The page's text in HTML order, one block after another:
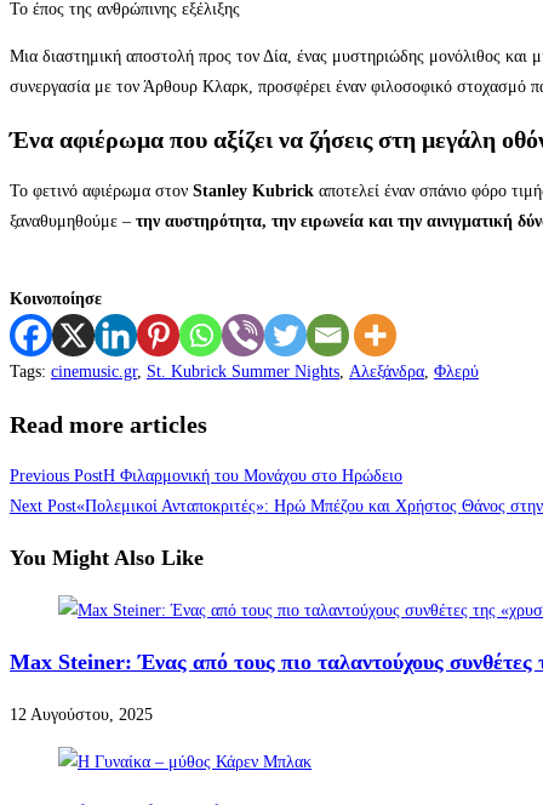
Το έπος της ανθρώπινης εξέλιξης
Μια διαστημική αποστολή προς τον Δία, ένας μυστηριώδης μονόλιθος και
συνεργασία με τον Άρθουρ Κλαρκ, προσφέρει έναν φιλοσοφικό στοχασμό
Ένα αφιέρωμα που αξίζει να ζήσεις στη μεγάλη
Το φετινό αφιέρωμα στον Stanley Kubrick αποτελεί έναν σπάνιο φόρο
ξαναθυμηθούμε – την αυστηρότητα, την ειρωνεία και την αινιγματική
Κοινοποίησε
Tags: cinemusic.gr, St. Kubrick Summer Nights, Αλεξάνδρα, Φλερύ
Read more articles
Previous PostΗ Φιλαρμονική του Μονάχου στο Ηρώδειο
Next Post«Πολεμικοί Ανταποκριτές»: Ηρώ Μπέζου και Χρήστος Θάνος
You Might Also Like
Max Steiner: Ένας από τους πιο ταλαντούχους συνθέτες
12 Αυγούστου, 2025